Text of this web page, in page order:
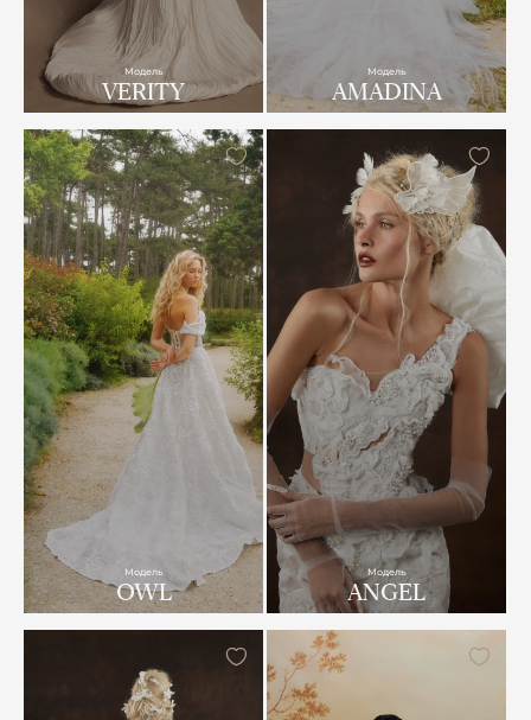
Модель
VERITY
Модель
AMADINA
Модель
OWL
Модель
ANGEL